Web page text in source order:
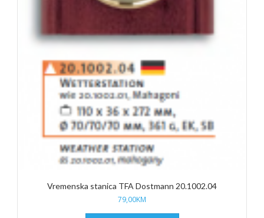
Vremenska stanica TFA Dostmann 20.1002.04
79,00KM